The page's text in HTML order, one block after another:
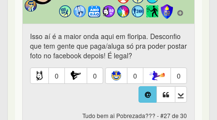
Isso aí é a maior onda aqui em floripa. Desconfio
que tem gente que paga/aluga só pra poder postar
foto no facebook depois! É legal?
0 0 0 0
Tudo bem ai Pobrezada??? - #27 de 30